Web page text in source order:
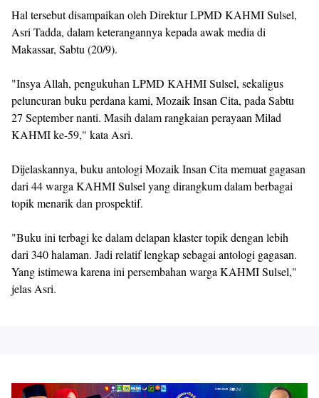
Hal tersebut disampaikan oleh Direktur LPMD KAHMI Sulsel,
Asri Tadda, dalam keterangannya kepada awak media di
Makassar, Sabtu (20/9).
"Insya Allah, pengukuhan LPMD KAHMI Sulsel, sekaligus
peluncuran buku perdana kami, Mozaik Insan Cita, pada Sabtu
27 September nanti. Masih dalam rangkaian perayaan Milad
KAHMI ke-59," kata Asri.
Dijelaskannya, buku antologi Mozaik Insan Cita memuat gagasan
dari 44 warga KAHMI Sulsel yang dirangkum dalam berbagai
topik menarik dan prospektif.
"Buku ini terbagi ke dalam delapan klaster topik dengan lebih
dari 340 halaman. Jadi relatif lengkap sebagai antologi gagasan.
Yang istimewa karena ini persembahan warga KAHMI Sulsel,"
jelas Asri.